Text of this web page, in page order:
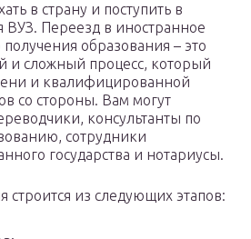
в страну и поступить в
Переезд в иностранное
получения образования – это
и сложный процесс, который
и квалифицированной
со стороны. Вам могут
консультанты по
сотрудники
государства и нотариусы.
строится из следующих этапов: